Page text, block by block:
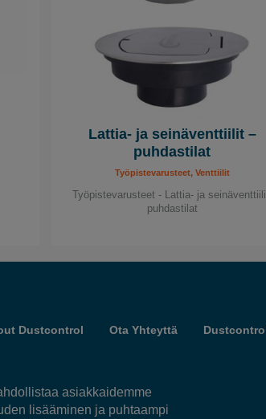
Lattia- ja seinäventtiilit –
puhdastilat
Työpistevarusteet, Venttiilit
Työpistevarusteet - Lattia- ja
puhdastilat
Dustcontrol Ota Yhteyttä
asiakkaidemme
lisääminen ja puhtaampi